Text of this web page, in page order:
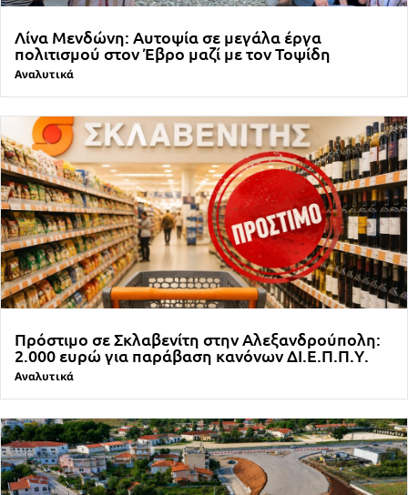
Λίνα Μενδώνη: Αυτοψία σε μεγάλα έργα
πολιτισμού στον Έβρο μαζί με τον Τοψίδη
Αναλυτικά
Πρόστιμο σε Σκλαβενίτη στην Αλεξανδρούπολη:
2.000 ευρώ για παράβαση κανόνων ΔΙ.Ε.Π.Π.Υ.
Αναλυτικά